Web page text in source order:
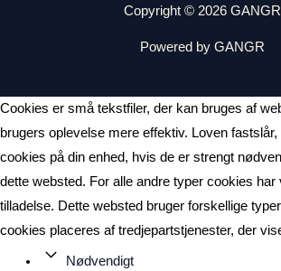
Copyright © 2026 GANGR
Powered by GANGR
Cookies er små tekstfiler, der kan bruges af
brugers oplevelse mere effektiv. Loven
cookies på din enhed, hvis de er strengt
dette websted. For alle andre typer cookies har
tilladelse. Dette websted bruger forskellige
cookies placeres af tredjepartstjenester, der
Nødvendigt